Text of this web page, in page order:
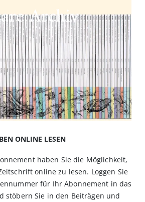
Archiv
ONLINE LESEN
haben Sie die Möglichkeit,
online zu lesen. Loggen Sie
für Ihr Abonnement in das
stöbern Sie in den Beiträgen und